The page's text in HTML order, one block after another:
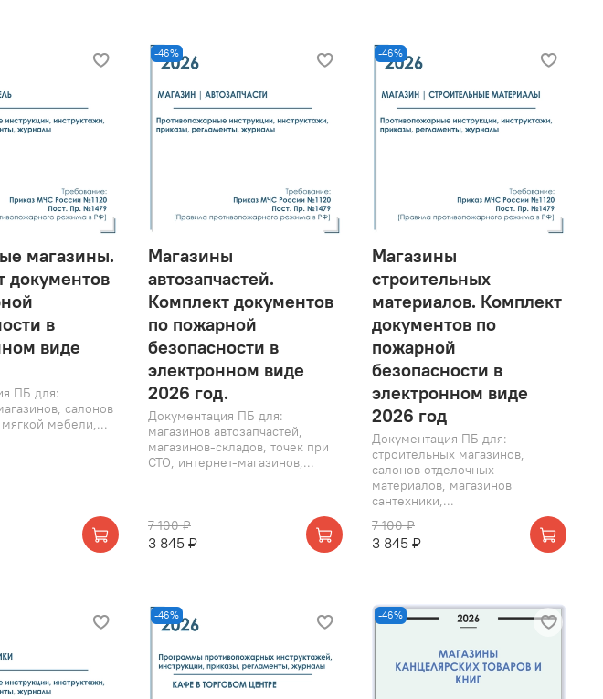
магазины.
документов
в
виде
ПБ для:
салонов
мебели,...
-46%
Магазины
автозапчастей.
Комплект документов
по пожарной
безопасности в
электронном виде
2026 год.
Документация ПБ для:
магазинов автозапчастей,
магазинов-складов, точек при
СТО, интернет-магазинов,...
7 100 ₽
3 845 ₽
-46%
Магазины
строительных
материалов. Комплект
документов по
пожарной
безопасности в
электронном виде
2026 год
Документация ПБ для:
строительных магазинов,
салонов отделочных
материалов, магазинов
сантехники,...
7 100 ₽
3 845 ₽
-46% -46%